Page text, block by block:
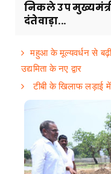
निकले उप
दंतेवाड़ा...
महुआ के मूल्यवर्धन से
उद्यमिता के नए द्वार
टीबी के खिलाफ लड़ाई